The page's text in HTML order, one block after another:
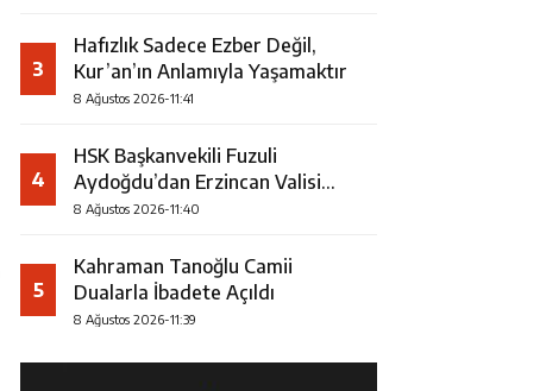
3
Hafızlık Sadece Ezber Değil,
Kur’an’ın Anlamıyla Yaşamaktır
8 Ağustos 2026-11:41
4
HSK Başkanvekili Fuzuli
Aydoğdu’dan Erzincan Valisi
Hamza Aydoğdu’ya Ziyaret
8 Ağustos 2026-11:40
5
Kahraman Tanoğlu Camii
Dualarla İbadete Açıldı
8 Ağustos 2026-11:39